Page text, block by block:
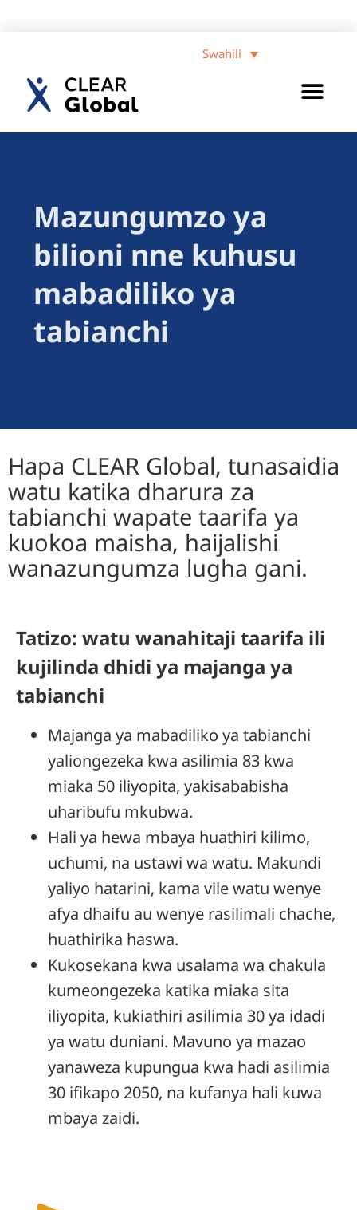
Swahili
Mazungumzo ya
bilioni nne kuhusu
mabadiliko ya
tabianchi
Hapa CLEAR Global, tunasaidia
watu katika dharura za
tabianchi wapate taarifa ya
kuokoa maisha, haijalishi
wanazungumza lugha gani.
Tatizo: watu wanahitaji taarifa ili
kujilinda dhidi ya majanga ya
tabianchi
Majanga ya mabadiliko ya tabianchi
yaliongezeka kwa asilimia 83 kwa
miaka 50 iliyopita, yakisababisha
uharibufu mkubwa.
Hali ya hewa mbaya huathiri kilimo,
uchumi, na ustawi wa watu. Makundi
yaliyo hatarini, kama vile watu wenye
afya dhaifu au wenye rasilimali chache,
huathirika haswa.
Kukosekana kwa usalama wa chakula
kumeongezeka katika miaka sita
iliyopita, kukiathiri asilimia 30 ya idadi
ya watu duniani. Mavuno ya mazao
yanaweza kupungua kwa hadi asilimia
30 ifikapo 2050, na kufanya hali kuwa
mbaya zaidi.